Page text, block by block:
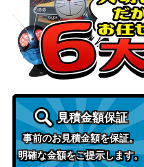
見積金額保証
事前のお見積金額を保証。
明確な金額をご提示します。